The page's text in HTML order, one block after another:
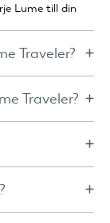
Lume till din
Traveler?
i kategori B.
släp överstiger 3
Traveler?
(160 x 200 cm)
har en king
x 200 cm).
kök.
värdigt en
maximal tillåten